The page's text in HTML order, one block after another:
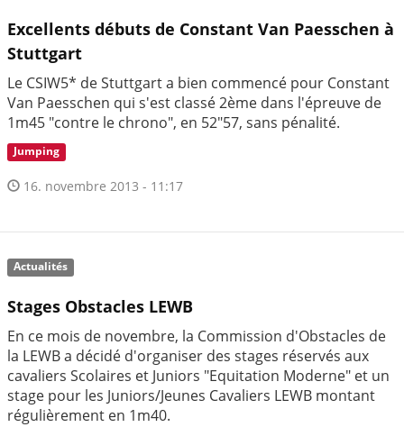
Excellents débuts de Constant Van Paesschen à
Stuttgart
Le CSIW5* de Stuttgart a bien commencé pour Constant
Van Paesschen qui s'est classé 2ème dans l'épreuve de
1m45 "contre le chrono", en 52"57, sans pénalité.
Jumping
16. novembre 2013 - 11:17
Actualités
Stages Obstacles LEWB
En ce mois de novembre, la Commission d'Obstacles de
la LEWB a décidé d'organiser des stages réservés aux
cavaliers Scolaires et Juniors "Equitation Moderne" et un
stage pour les Juniors/Jeunes Cavaliers LEWB montant
régulièrement en 1m40.